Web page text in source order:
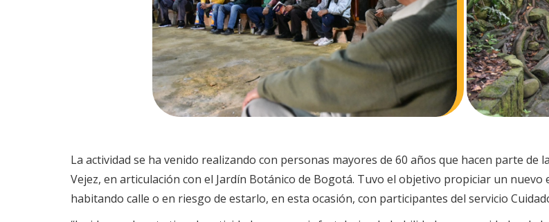
La actividad se ha venido realizando con personas mayores de 60 años que hacen parte
Vejez, en articulación con el Jardín Botánico de Bogotá. Tuvo el objetivo propiciar un
habitando calle o en riesgo de estarlo, en esta ocasión, con participantes del servicio